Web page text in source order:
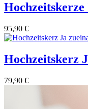
95,90 €
Hochzeitskerz
79,90 €